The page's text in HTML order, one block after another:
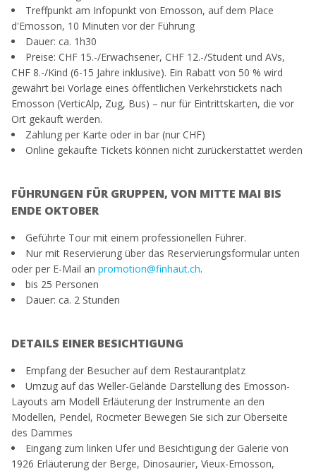
Treffpunkt am Infopunkt von Emosson, auf dem Place
d'Emosson, 10 Minuten vor der Führung
Dauer: ca. 1h30
Preise: CHF 15.-/Erwachsener, CHF 12.-/Student und AVs,
CHF 8.-/Kind (6-15 Jahre inklusive). Ein Rabatt von 50 % wird
gewährt bei Vorlage eines öffentlichen Verkehrstickets nach
Emosson (VerticAlp, Zug, Bus) – nur für Eintrittskarten, die vor
Ort gekauft werden.
Zahlung per Karte oder in bar (nur CHF)
Online gekaufte Tickets können nicht zurückerstattet werden
FÜHRUNGEN FÜR GRUPPEN, VON MITTE MAI BIS
ENDE OKTOBER
Geführte Tour mit einem professionellen Führer.
Nur mit Reservierung über das Reservierungsformular unten
oder per E-Mail an promotion@finhaut.ch.
bis 25 Personen
Dauer: ca. 2 Stunden
DETAILS EINER BESICHTIGUNG
Empfang der Besucher auf dem Restaurantplatz
Umzug auf das Weller-Gelände Darstellung des Emosson-
Layouts am Modell Erläuterung der Instrumente an den
Modellen, Pendel, Rocmeter Bewegen Sie sich zur Oberseite
des Dammes
Eingang zum linken Ufer und Besichtigung der Galerie von
1926 Erläuterung der Berge, Dinosaurier, Vieux-Emosson,